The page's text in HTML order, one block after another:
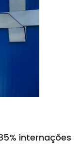
internações